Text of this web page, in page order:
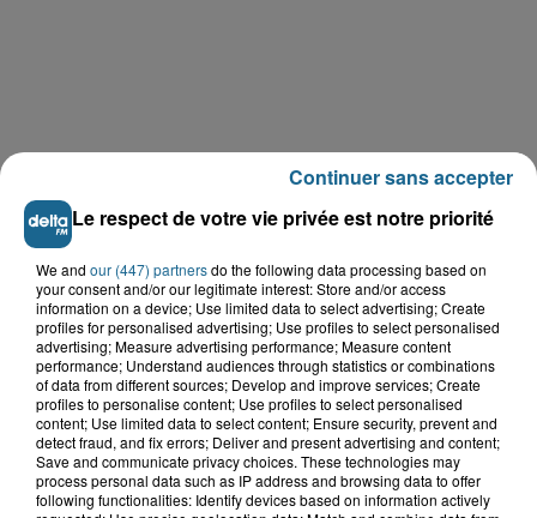
LE TOP DE L'ACTU
Le respect de votre vie privée est notre priorité
We and our (447) partnersdo the following data processing based on
your consent and/or our legitimate interest: Store and/or access
information on a device; Use limited data to select advertising; Create
profiles for personalised advertising; Use profiles to select personalised
advertising; Measure advertising performance; Measure content
performance; Understand audiences through statistics or combinations
of data from different sources; Develop and improve services; Create
profiles to personalise content; Use profiles to select personalised
content; Use limited data to select content; Ensure security, prevent and
detect fraud, and fix errors; Deliver and present advertising and content;
Save and communicate privacy choices. These technologies may
process personal data such as IP address and browsing data to offer
following functionalities: Identify devices based on information actively
Continuer sans accepter